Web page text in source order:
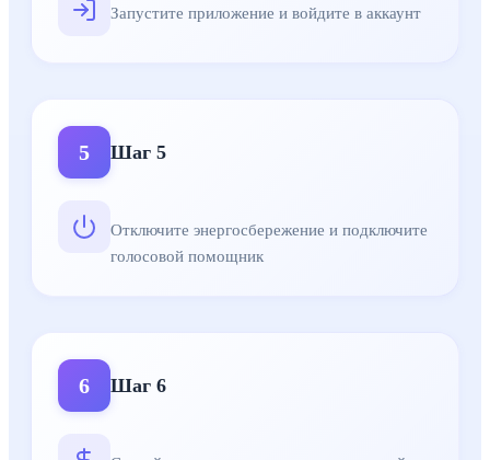
Запустите приложение и войдите в аккаунт
5 Шаг 5
Отключите энергосбережение и подключите
голосовой помощник
6 Шаг 6